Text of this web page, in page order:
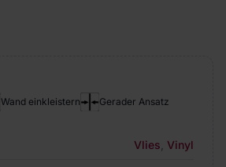
Wand einkleistern
Gerader Ansatz
Vlies Vinyl